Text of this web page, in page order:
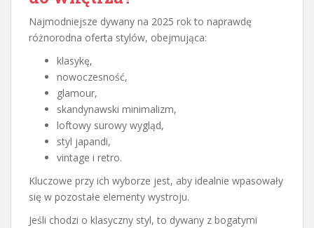
Najmodniejsze dywany na 2025 rok to naprawdę
różnorodna oferta stylów, obejmująca:
klasykę,
nowoczesność,
glamour,
skandynawski minimalizm,
loftowy surowy wygląd,
styl japandi,
vintage i retro.
Kluczowe przy ich wyborze jest, aby idealnie wpasowały
się w pozostałe elementy wystroju.
Jeśli chodzi o klasyczny styl, to dywany z bogatymi